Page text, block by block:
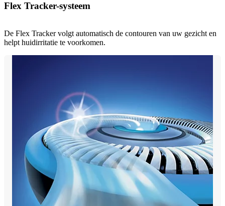
Flex Tracker-systeem
De Flex Tracker volgt automatisch de contouren van uw gezicht en
helpt huidirritatie te voorkomen.